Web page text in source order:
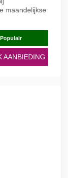
maandelijkse
Populair
AANBIEDING